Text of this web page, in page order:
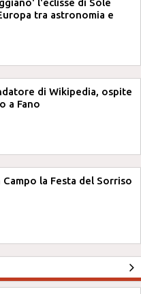
l'eclisse di Sole
tra astronomia e
di Wikipedia, ospite
a Fano
la Festa del Sorriso